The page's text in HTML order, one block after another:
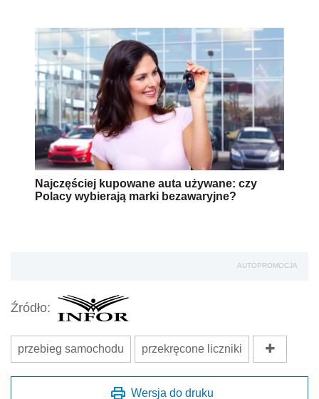
Najczęściej kupowane auta używane: czy
Polacy wybierają marki bezawaryjne?
AUTOPROMOCJA
Źródło:
przebieg samochodu przekręcone liczniki
Wersja do druku